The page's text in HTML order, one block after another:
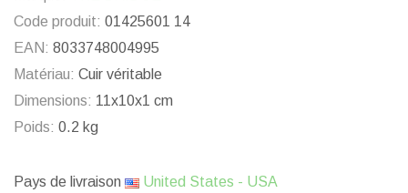
Code produit: 01425601 14
EAN: 8033748004995
Matériau: Cuir véritable
Dimensions: 11x10x1 cm
Poids: 0.2 kg
Pays de livraison United States - USA